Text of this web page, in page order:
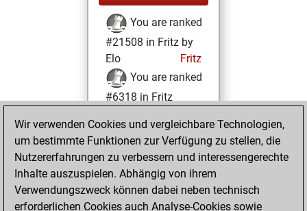
You are ranked
#21508 in Fritz by
Elo
Fritz
You are ranked
#6318 in Fritz
Montag,
Dezember 9, 2024
You achieved a
BeautyScore of 44
Wir verwenden Cookies und vergleichbare Technologien,
um bestimmte Funktionen zur Verfügung zu stellen, die
Nutzererfahrungen zu verbessern und interessengerechte
Inhalte auszuspielen. Abhängig von ihrem
Verwendungszweck können dabei neben technisch
erforderlichen Cookies auch Analyse-Cookies sowie